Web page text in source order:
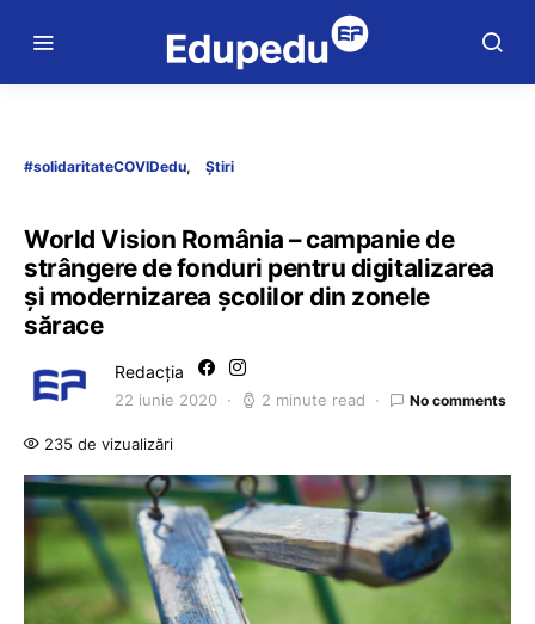
#solidaritateCOVIDedu Știri
World Vision România – campanie de
strângere de fonduri pentru digitalizarea
şi modernizarea şcolilor din zonele
sărace
Redacția
22 iunie 2020 2 minute read No comments
235 de vizualizări